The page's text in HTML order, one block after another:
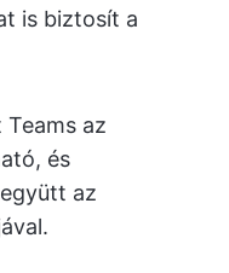
is biztosít a
az
és
az